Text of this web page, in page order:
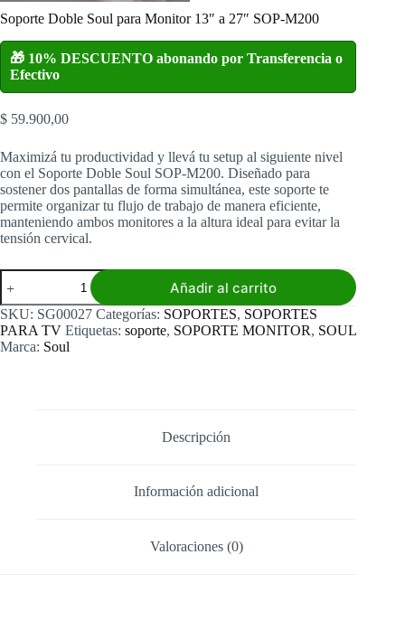
Soporte Doble Soul para Monitor 13″ a 27″ SOP-M200
🎁 10% DESCUENTO abonando por Transferencia o
Efectivo
$ 59.900,00
Maximizá tu productividad y llevá tu setup al siguiente nivel
con el Soporte Doble Soul SOP-M200. Diseñado para
sostener dos pantallas de forma simultánea, este soporte te
permite organizar tu flujo de trabajo de manera eficiente,
manteniendo ambos monitores a la altura ideal para evitar la
tensión cervical.
Soporte
Doble
Soul
para
Monitor
13"
Añadir al carrito
SKU: SG00027 Categorías: SOPORTES, SOPORTES
PARA TV Etiquetas: soporte, SOPORTE MONITOR, SOUL
Marca: Soul
Descripción
Información adicional
Valoraciones (0)